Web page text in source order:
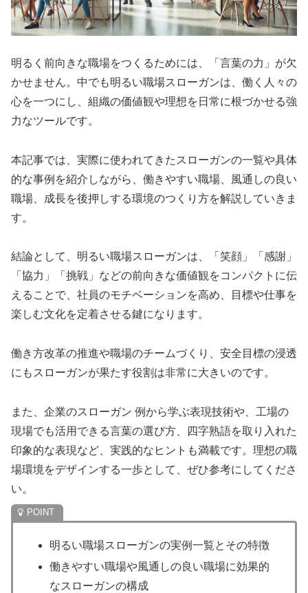
明るく前向きな職場をつくるためには、「言葉の力」が欠
かせません。中でも明るい職場スローガンは、働く人々の
心を一つにし、組織の価値観や理想を日常に根づかせる強
力なツールです。
本記事では、実際に使われてきたスローガンの一覧や具体
的な事例を紹介しながら、働きやすい職場、風通しの良い
職場、成長を後押しする環境のつくり方を解説していきま
す。
結論として、明るい職場スローガンは、「笑顔」「感謝」
「協力」「挑戦」などの前向きな価値観をコンパクトに伝
えることで、社員のモチベーションを高め、目標や仕事を
楽しむ文化を定着させる鍵になります。
働き方改革の推進や職場のチームづくり、安全目標の浸透
にもスローガンが果たす役割は非常に大きいのです。
また、企業のスローガン 例から学ぶ表現技術や、工場の
現場でも活用できる言葉の選び方、四字熟語を取り入れた
印象的な表現など、実践的なヒントも満載です。理想の職
場環境をデザインする一歩として、ぜひ参考にしてくださ
い。
明るい職場スローガンの実例一覧とその特徴
働きやすい職場や風通しの良い職場に効果的
なスローガンの構成